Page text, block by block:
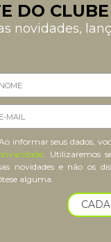
DO
novidades,
informar seus dados,
. Utilizaremos
novidades e não os
alguma.